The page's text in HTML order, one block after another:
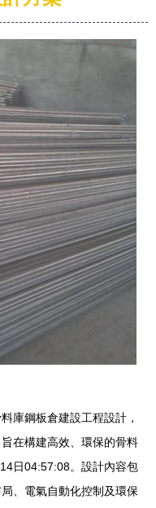
庫鋼板倉建設工程設計，
在構建高效、環保的骨料
日04:57:08。設計內容包
、電氣自動化控制及環保